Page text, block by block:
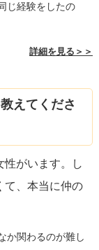
じ経験をしたの
詳細を見る＞＞
えてくださ
性がいます。し
て、本当に仲の
か関わるのが難し